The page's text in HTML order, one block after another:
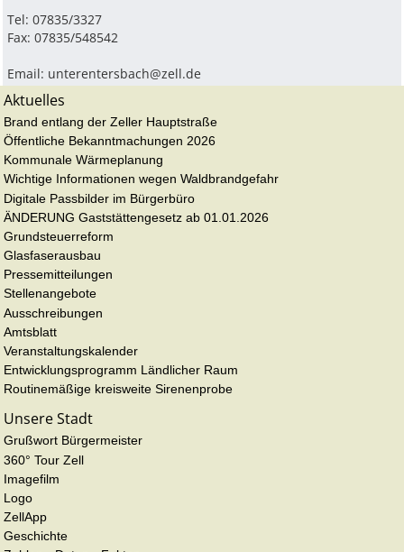
Tel: 07835/3327
Fax: 07835/548542
Email: unterentersbach@zell.de
Aktuelles
Brand entlang der Zeller Hauptstraße
Öffentliche Bekanntmachungen 2026
Kommunale Wärmeplanung
Wichtige Informationen wegen Waldbrandgefahr
Digitale Passbilder im Bürgerbüro
ÄNDERUNG Gaststättengesetz ab 01.01.2026
Grundsteuerreform
Glasfaserausbau
Pressemitteilungen
Stellenangebote
Ausschreibungen
Amtsblatt
Veranstaltungskalender
Entwicklungsprogramm Ländlicher Raum
Routinemäßige kreisweite Sirenenprobe
Unsere Stadt
Grußwort Bürgermeister
360° Tour Zell
Imagefilm
Logo
ZellApp
Geschichte